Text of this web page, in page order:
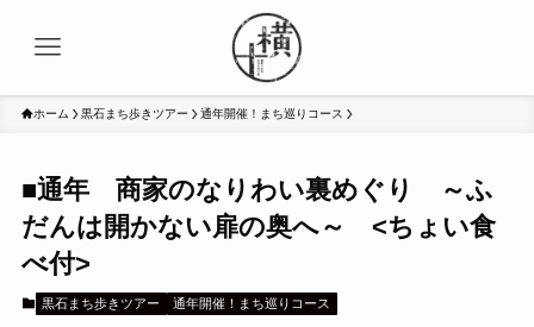
ホーム 黒石まち歩きツアー 通年開催！まち巡りコース
■通年 商家のなりわい裏めぐり ～ふ
だんは開かない扉の奥へ～ <ちょい食
べ付>
黒石まち歩きツアー 通年開催！まち巡りコース